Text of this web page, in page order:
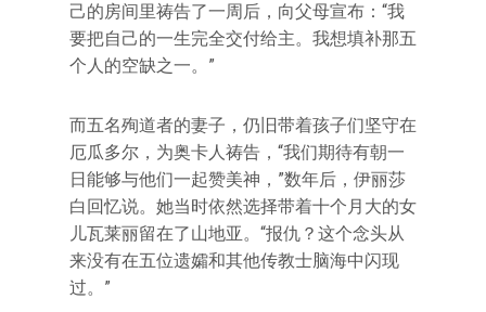
己的房间里祷告了一周后，向父母宣布：“我
要把自己的一生完全交付给主。我想填补那五
个人的空缺之一。”
而五名殉道者的妻子，仍旧带着孩子们坚守在
厄瓜多尔，为奥卡人祷告，“我们期待有朝一
日能够与他们一起赞美神，”数年后，伊丽莎
白回忆说。她当时依然选择带着十个月大的女
儿瓦莱丽留在了山地亚。“报仇？这个念头从
来没有在五位遗孀和其他传教士脑海中闪现
过。”